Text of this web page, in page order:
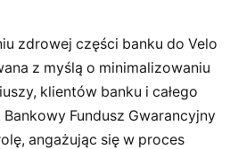
zdrowej części banku do Velo
z myślą o minimalizowaniu
klientów banku i całego
Fundusz Gwarancyjny
angażując się w proces